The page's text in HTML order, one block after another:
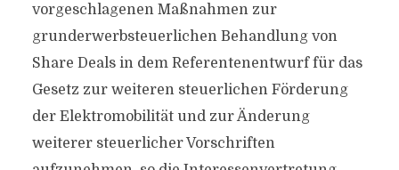
vorgeschlagenen Maßnahmen zur
grunderwerbsteuerlichen Behandlung von
Share Deals in dem Referentenentwurf für das
Gesetz zur weiteren steuerlichen Förderung
der Elektromobilität und zur Änderung
weiterer steuerlicher Vorschriften